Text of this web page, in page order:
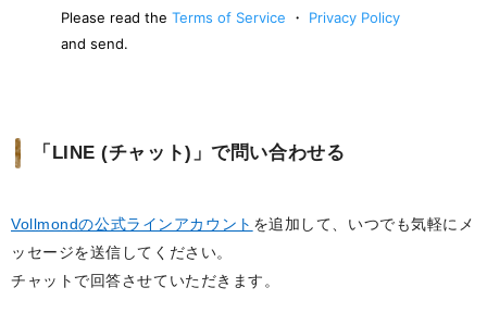
「LINE (チャット)」で問い合わせる
Vollmondの公式ラインアカウント を追加して、いつでも気軽にメ
ッセージを送信してください。
チャットで回答させていただきます。